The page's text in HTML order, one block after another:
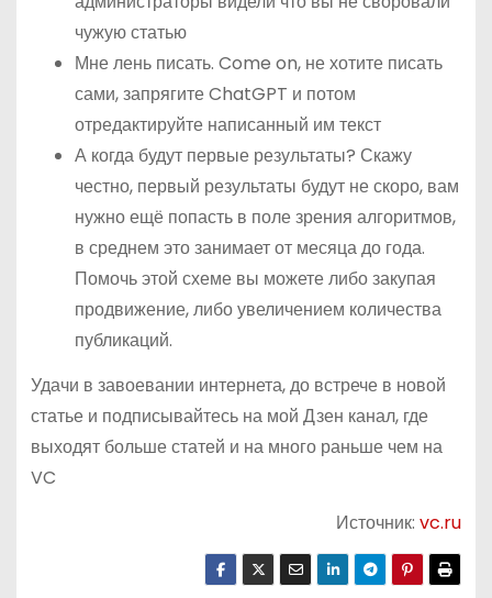
чужую статью
Мне лень писать. Come on, не хотите писать
сами, запрягите ChatGPT и потом
отредактируйте написанный им текст
А когда будут первые результаты? Скажу
честно, первый результаты будут не скоро, вам
нужно ещё попасть в поле зрения алгоритмов,
в среднем это занимает от месяца до года.
Помочь этой схеме вы можете либо закупая
продвижение, либо увеличением количества
публикаций.
Удачи в завоевании интернета, до встрече в новой
статье и подписывайтесь на мой Дзен канал, где
выходят больше статей и на много раньше чем на
VC
Источник:vc.ru